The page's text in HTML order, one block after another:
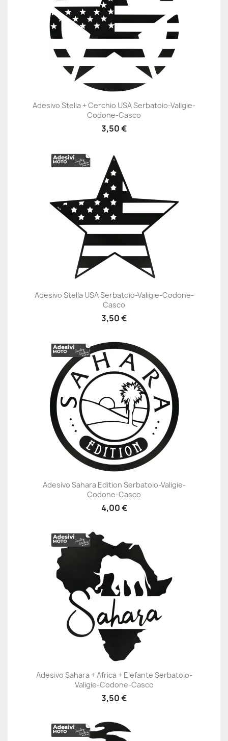
Adesivo Stella + Cerchio USA Serbatoio-Valigie-
Codone-Casco
3,50 €
Adesivo Stella USA Serbatoio-Valigie-Codone-
Casco
3,50 €
Adesivo Sahara Edition Serbatoio-Valigie-
Codone-Casco
4,00 €
Adesivo Sahara + Africa + Elefante Serbatoio-
Valigie-Codone-Casco
3,50 €